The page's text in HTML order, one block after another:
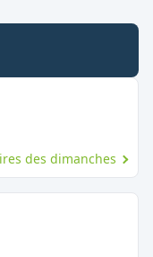
des dimanches